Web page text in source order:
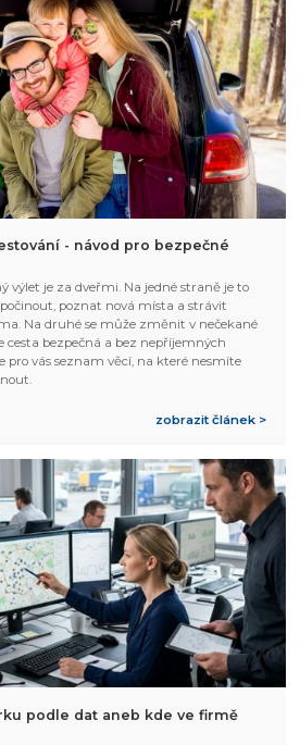
- návod pro bezpečné
výlet je za dveřmi. Na jedné straně je to
poznat nová místa a strávit
Na druhé se může změnit v nečekané
cesta bezpečná a bez nepříjemných
pro vás seznam věcí, na které nesmíte
zobrazit článek >
podle dat aneb kde ve firmě